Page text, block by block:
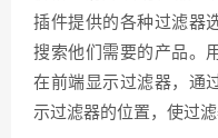
插件提供的各种过滤器
搜索他们需要的产品。
在前端显示过滤器，通
示过滤器的位置，使过